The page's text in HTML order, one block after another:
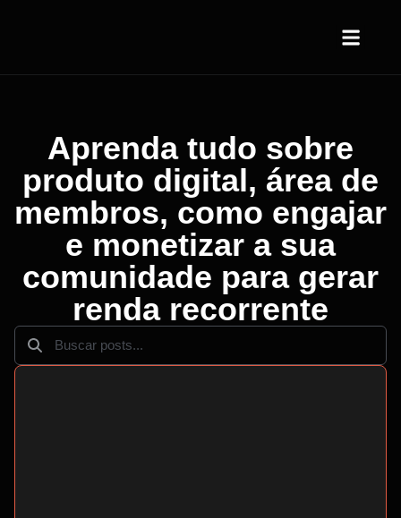
Aprenda tudo sobre
produto digital, área de
membros, como engajar
e monetizar a sua
comunidade para gerar
renda recorrente